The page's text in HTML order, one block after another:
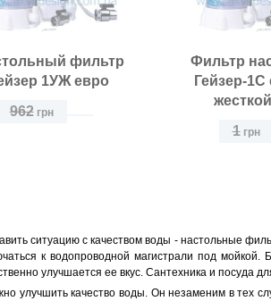
фильтр
1УЖ евро
962 грн
Фильтр
Гейзер-
1 грн
ситуацию с качеством воды - настольные
к водопроводной магистрали под
улучшается ее вкус. Сантехника и посуда
улучшить качество воды. Он незаменим в тех